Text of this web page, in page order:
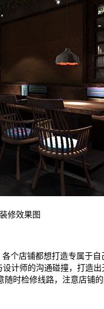
修效果图
店铺都想打造专属于自
计师的沟通碰撞，打造
时检修线路，注意店铺的